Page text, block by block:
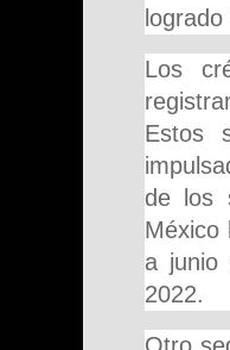
Los
Estos
de los
México
a junio
2022.